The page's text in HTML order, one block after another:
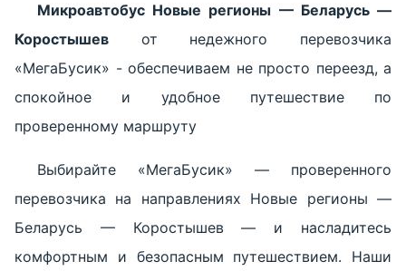
Микроавтобус Новые регионы — Беларусь —
Коростышев от недежного перевозчика
«МегаБусик» - обеспечиваем не просто переезд, а
спокойное и удобное путешествие по
проверенному маршруту
Выбирайте «МегаБусик» — проверенного
перевозчика на направлениях Новые регионы —
Беларусь — Коростышев — и насладитесь
комфортным и безопасным путешествием. Наши